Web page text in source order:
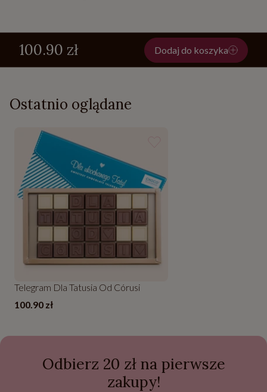
100.90 zł Dodaj do koszyka
Ostatnio oglądane
Telegram Dla Tatusia Od Córusi
100.90 zł
Odbierz 20 zł na pierwsze
zakupy!